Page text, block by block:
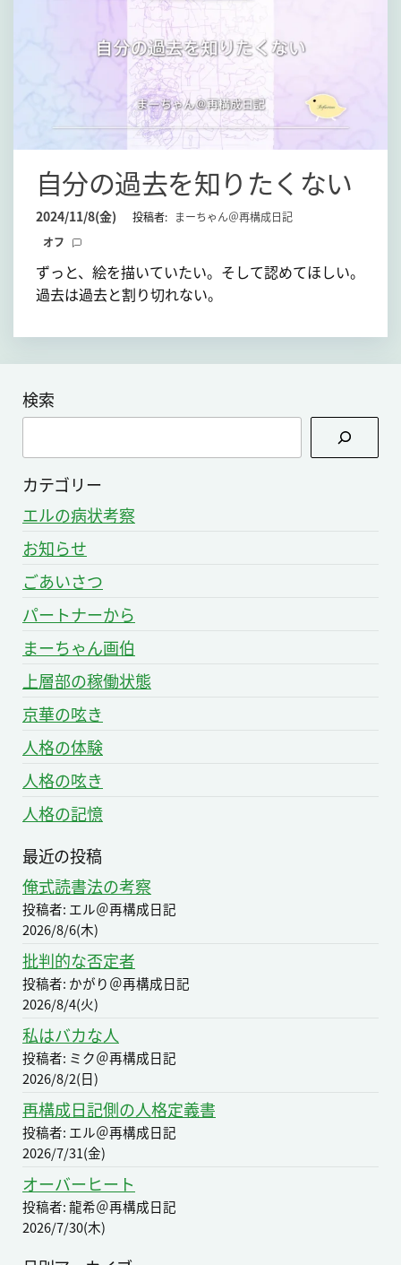
自分の過去を知りたくない
2024/11/8(金) 投稿者: まーちゃん＠再構成日記
オフ
ずっと、絵を描いていたい。そして認めてほしい。
過去は過去と割り切れない。
検索
索
カテゴリー
エルの病状考察
お知らせ
ごあいさつ
パートナーから
まーちゃん画伯
上層部の稼働状態
京華の呟き
人格の体験
人格の呟き
人格の記憶
最近の投稿
俺式読書法の考察
投稿者: エル＠再構成日記
2026/8/6(木)
批判的な否定者
投稿者: かがり＠再構成日記
2026/8/4(火)
私はバカな人
投稿者: ミク＠再構成日記
2026/8/2(日)
再構成日記側の人格定義書
投稿者: エル＠再構成日記
2026/7/31(金)
オーバーヒート
投稿者: 龍希＠再構成日記
2026/7/30(木)